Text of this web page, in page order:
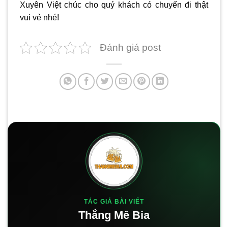
Xuyên Việt chúc cho quý khách có chuyến đi thật
vui vẻ nhé!
Đánh giá post
TÁC GIẢ BÀI VIẾT
Thắng Mê Bia